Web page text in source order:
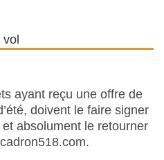
ayant reçu une offre de
doivent le faire signer
absolument le retourner